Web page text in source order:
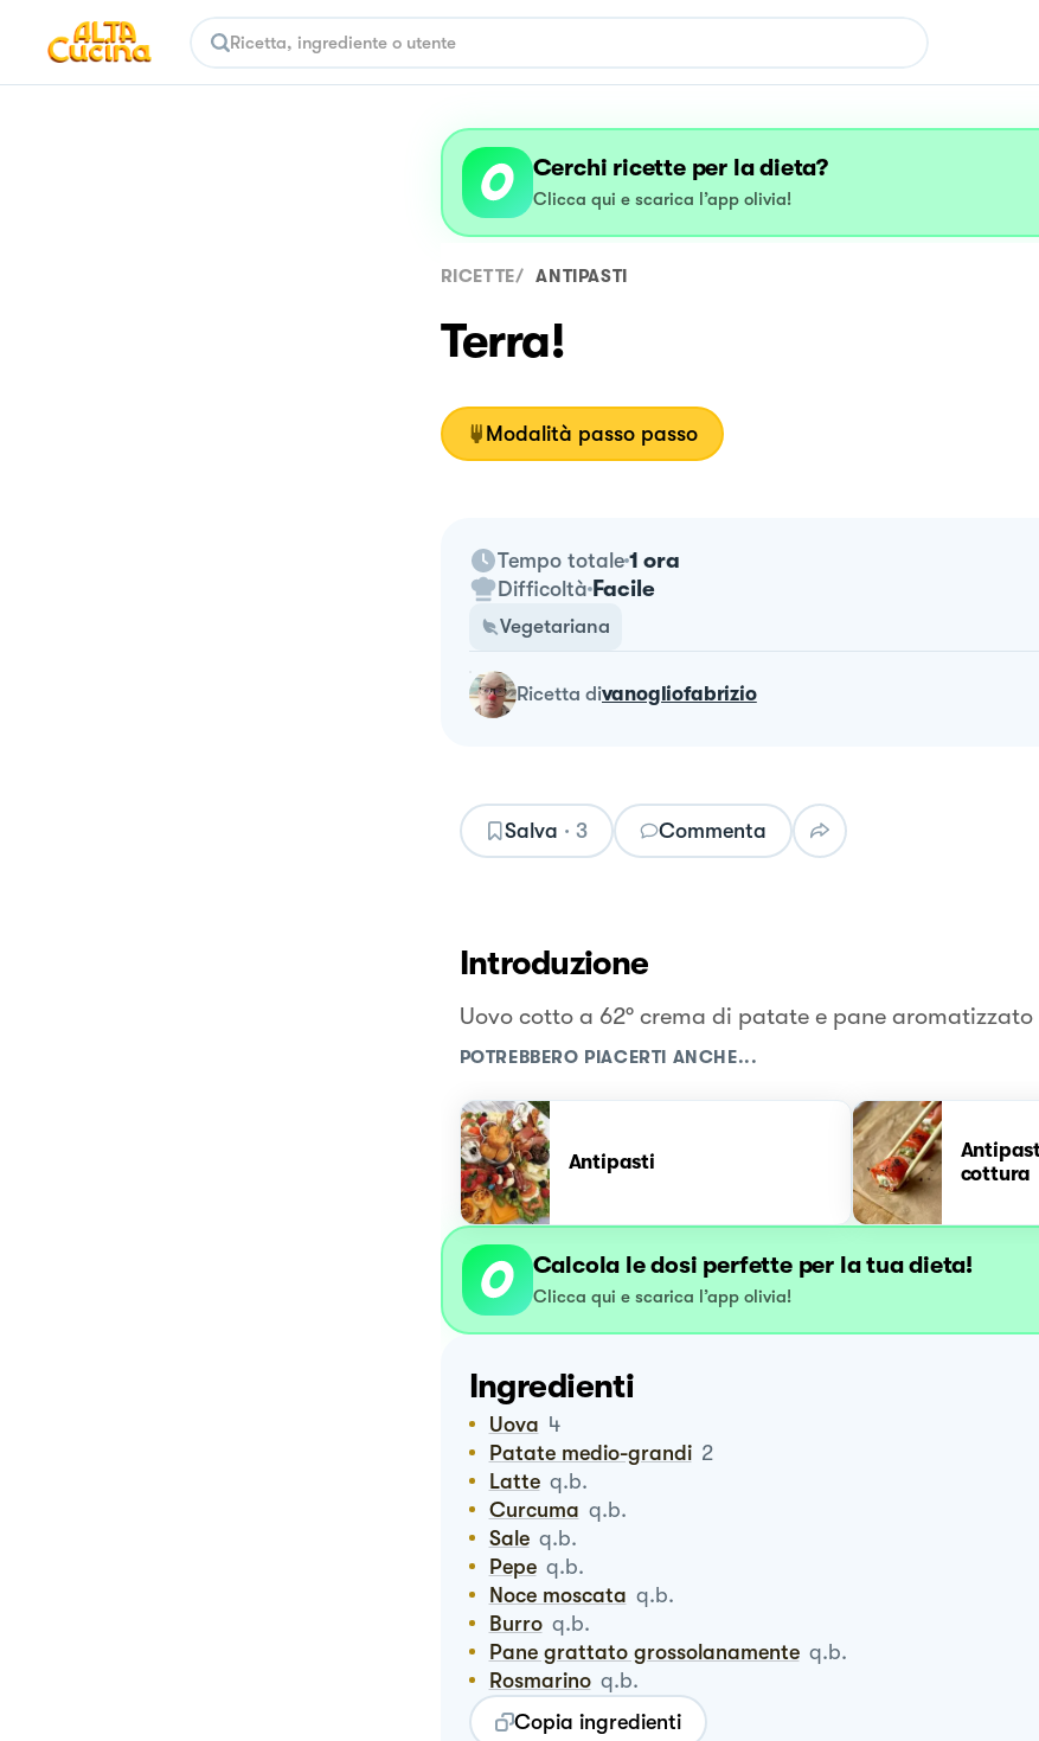
Cerchi ricette per la dieta?
Clicca qui e scarica l’app olivia!
RICETTE/ ANTIPASTI
Terra!
Modalità passo passo
Tempo totale 1 ora
Difficoltà Facile
Vegetariana
ricetta divanogliofabrizio
Salva · 3 Commenta
Introduzione
Uovo cotto a 62° crema di patate e pane aromatizzato
POTREBBERO PIACERTI ANCHE...
Antipasti
cottura
Calcola le dosi perfette per la tua dieta!
Clicca qui e scarica l’app olivia!
Ingredienti
Uova 4
Patate medio-grandi 2
Latte q.b.
Curcuma q.b.
Sale q.b.
Pepe q.b.
Noce moscata q.b.
Burro q.b.
Pane grattato grossolanamente q.b.
Rosmarino q.b.
Copia ingredienti